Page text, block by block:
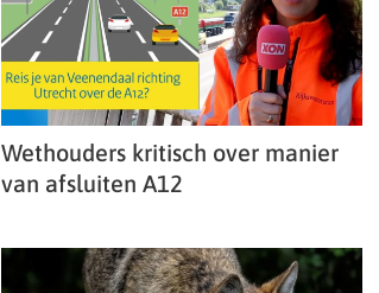
Wethouders kritisch over manier
van afsluiten A12